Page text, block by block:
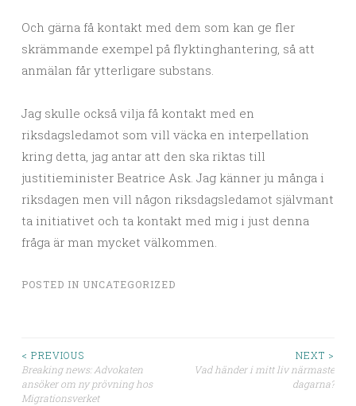
Och gärna få kontakt med dem som kan ge fler
skrämmande exempel på flyktinghantering, så att
anmälan får ytterligare substans.
Jag skulle också vilja få kontakt med en
riksdagsledamot som vill väcka en interpellation
kring detta, jag antar att den ska riktas till
justitieminister Beatrice Ask. Jag känner ju många i
riksdagen men vill någon riksdagsledamot självmant
ta initiativet och ta kontakt med mig i just denna
fråga är man mycket välkommen.
POSTED IN UNCATEGORIZED
Post navigation
< PREVIOUS
Breaking news: Advokaten
ansöker om ny prövning hos
Migrationsverket
NEXT >
Vad händer i mitt liv närmaste
dagarna?